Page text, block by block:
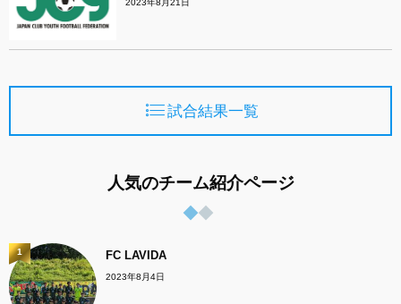
2023年8月21日
試合結果一覧
人気のチーム紹介ページ
FC LAVIDA
2023年8月4日
1